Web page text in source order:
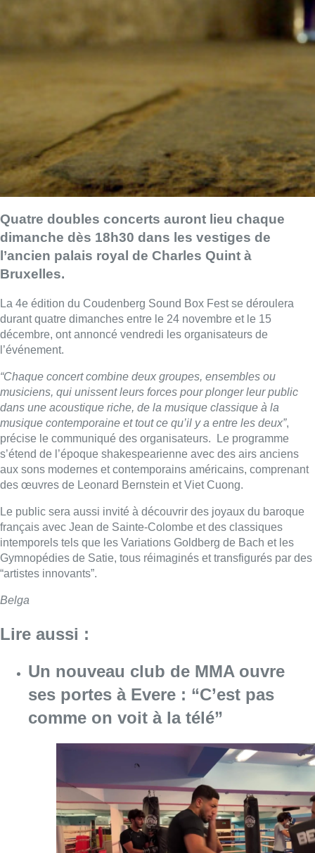
Quatre doubles concerts auront lieu chaque
dimanche dès 18h30 dans les vestiges de
l’ancien palais royal de Charles Quint à
Bruxelles.
La 4e édition du Coudenberg Sound Box Fest se déroulera
durant quatre dimanches entre le 24 novembre et le 15
décembre, ont annoncé vendredi les organisateurs de
l’événement.
“Chaque concert combine deux groupes, ensembles ou
musiciens, qui unissent leurs forces pour plonger leur public
dans une acoustique riche, de la musique classique à la
musique contemporaine et tout ce qu’il y a entre les deux”,
précise le communiqué des organisateurs. Le programme
s’étend de l’époque shakespearienne avec des airs anciens
aux sons modernes et contemporains américains, comprenant
des œuvres de Leonard Bernstein et Viet Cuong.
Le public sera aussi invité à découvrir des joyaux du baroque
français avec Jean de Sainte-Colombe et des classiques
intemporels tels que les Variations Goldberg de Bach et les
Gymnopédies de Satie, tous réimaginés et transfigurés par des
“artistes innovants”.
Belga
Lire aussi :
Un nouveau club de MMA ouvre
ses portes à Evere : “C’est pas
comme on voit à la télé”